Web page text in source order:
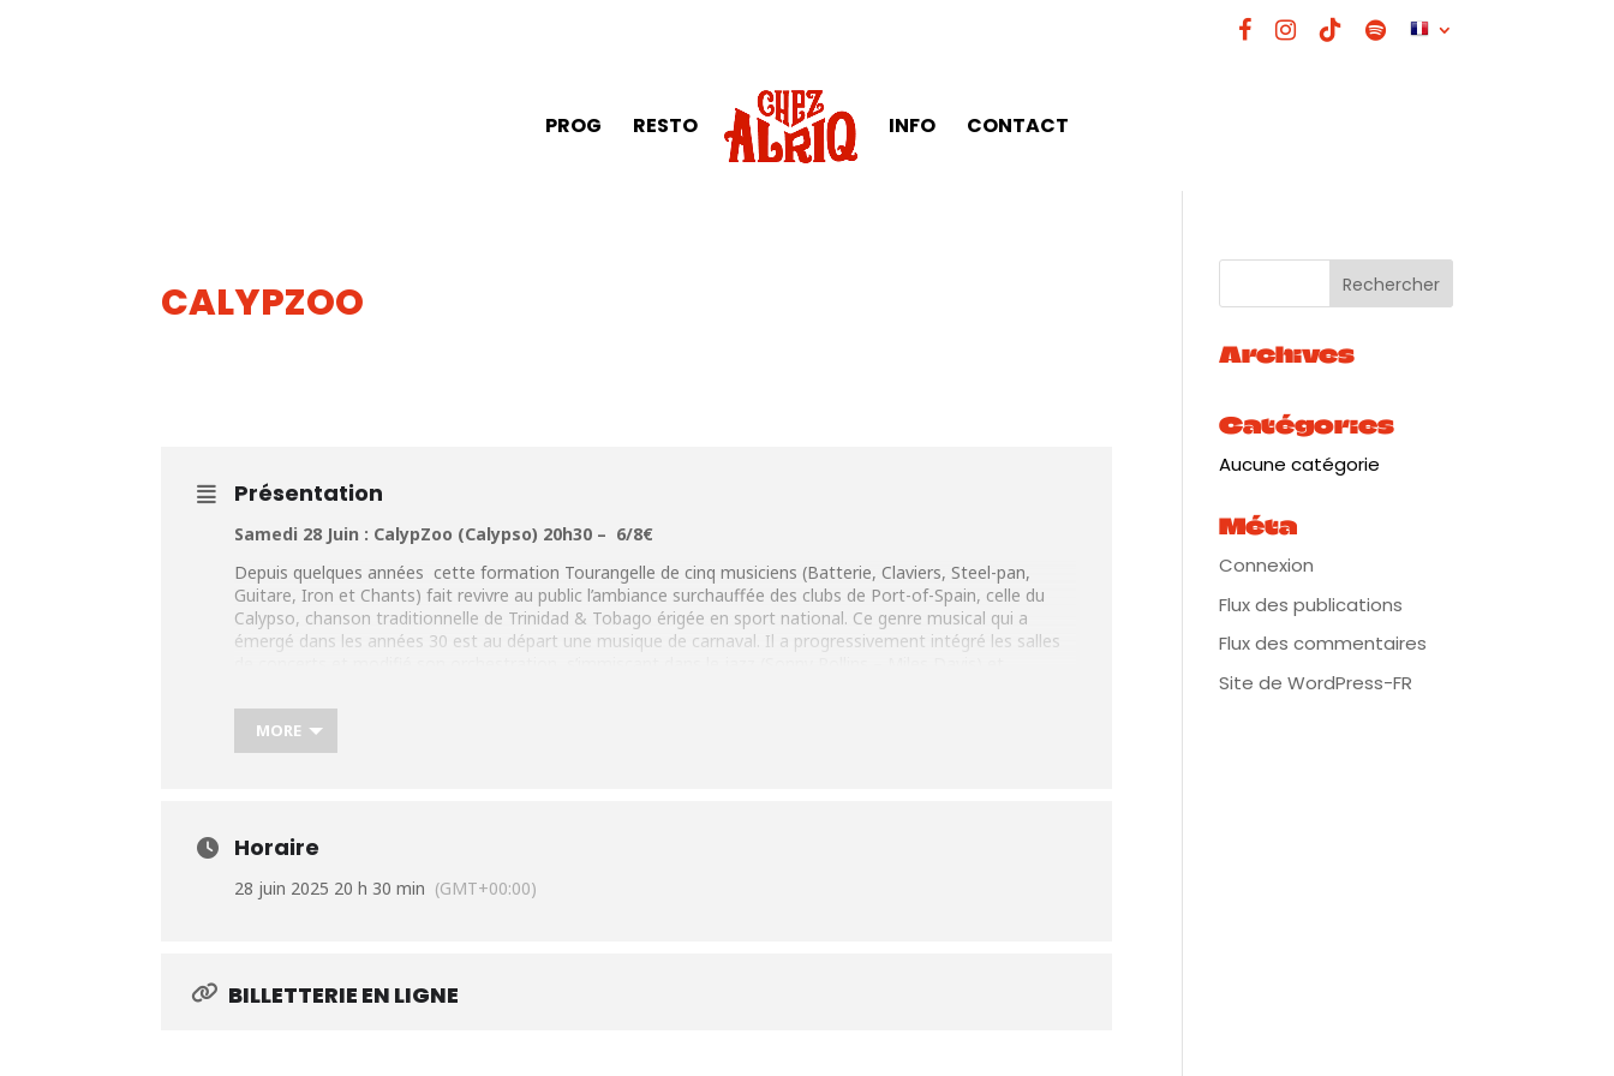
PROG RESTO INFO CONTACT
CALYPZOO
Présentation
Samedi 28 Juin : CalypZoo (Calypso) 20h30 – 6/8€
Depuis quelques années cette formation Tourangelle de cinq musiciens (Batterie, Claviers, Steel-pan,
Guitare, Iron et Chants) fait revivre au public l’ambiance surchauffée des clubs de Port-of-Spain, celle du
Calypso, chanson traditionnelle de Trinidad & Tobago érigée en sport national. Ce genre musical qui a
émergé dans les années 30 est au départ une musique de carnaval. Il a progressivement intégré les salles
En marchant sur les traces des grands Calypsonians comme Mighty Sparrow ou Lord Kitchener, le groupe
commence à sortir ses propres titres et nous prépare une soirée
MORE
Horaire
28 juin 2025 20 h 30 min (GMT+00:00)
BILLETTERIE EN LIGNE
Archives
Catégories
Aucune catégorie
Méta
Connexion
Flux des publications
Flux des commentaires
Site de WordPress-FR